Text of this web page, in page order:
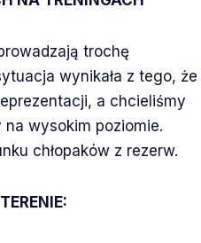
trochę
wynikała z tego, że
a chcieliśmy
na wysokim poziomie.
chłopaków z rezerw.